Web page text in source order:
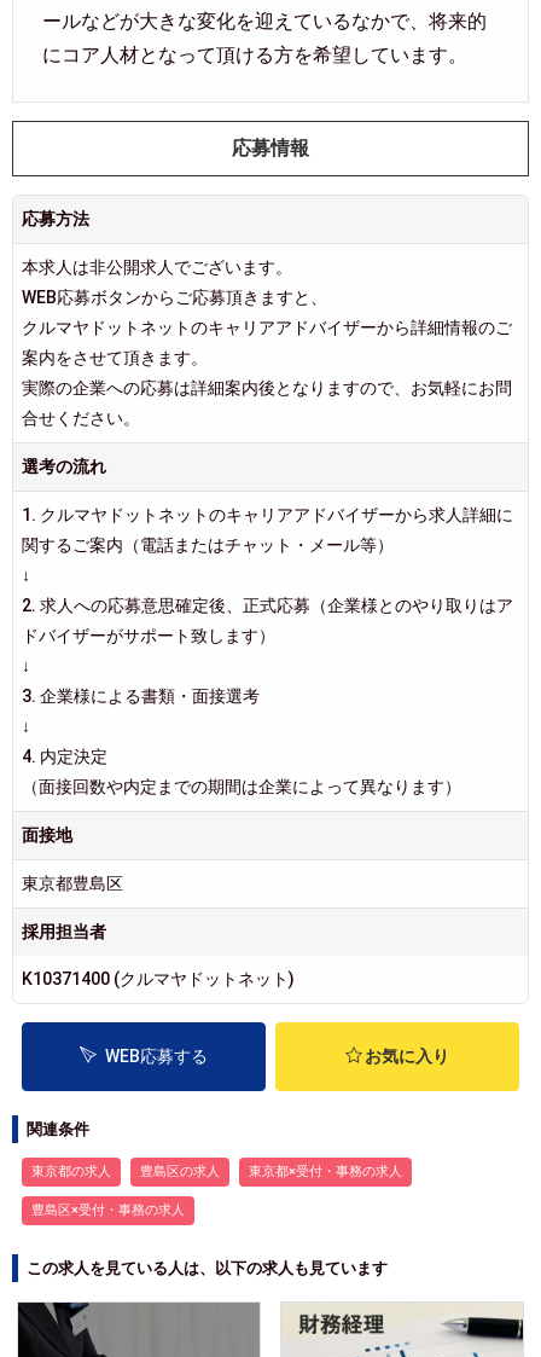
ールなどが大きな変化を迎えているなかで、将来的
にコア人材となって頂ける方を希望しています。
応募情報
応募方法
本求人は非公開求人でございます。
WEB応募ボタンからご応募頂きますと、
クルマヤドットネットのキャリアアドバイザーから詳細情報のご
案内をさせて頂きます。
実際の企業への応募は詳細案内後となりますので、お気軽にお問
合せください。
選考の流れ
1. クルマヤドットネットのキャリアアドバイザーから求人詳細に
関するご案内（電話またはチャット・メール等）
↓
2. 求人への応募意思確定後、正式応募（企業様とのやり取りはア
ドバイザーがサポート致します）
↓
3. 企業様による書類・面接選考
↓
4. 内定決定
（面接回数や内定までの期間は企業によって異なります）
面接地
東京都豊島区
採用担当者
K10371400 (クルマヤドットネット)
WEB応募する お気に入り
関連条件
東京都の求人 豊島区の求人 東京都×受付・事務の求人
豊島区×受付・事務の求人
この求人を見ている人は、以下の求人も見ています